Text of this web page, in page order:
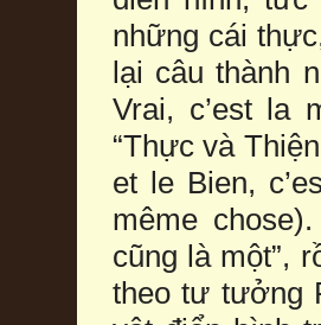
những cái
lại câu thành
Vrai, c’est la
“Thực và
et le Bien,
même
cũng là một”,
theo tư tưởng